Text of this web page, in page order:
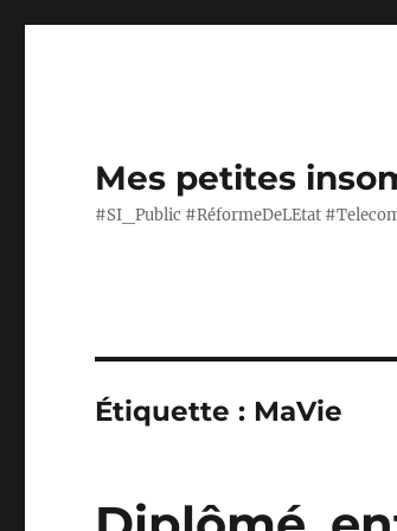
Mes petites
#SI_Public #RéformeDeLEtat
Étiquette : MaVie